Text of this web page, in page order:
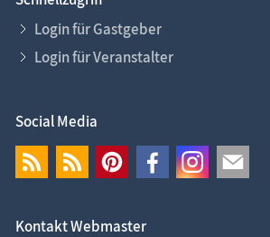
Login für Gastgeber
Login für Veranstalter
Social Media
Kontakt Webmaster